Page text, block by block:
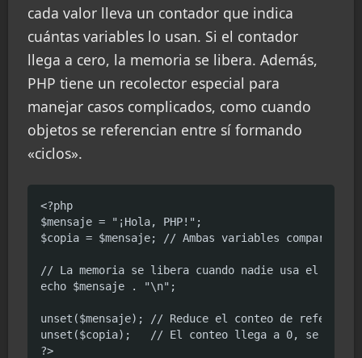
cada valor lleva un contador que indica
cuántas variables lo usan. Si el contador
llega a cero, la memoria se libera. Además,
PHP tiene un recolector especial para
manejar casos complicados, como cuando
objetos se referencian entre sí formando
«ciclos».
<?php
$mensaje = "¡Hola, PHP!";
$copia = $mensaje; // Ambas variables comparten
// La memoria se libera cuando nadie usa el
echo $mensaje . "\n";
unset($mensaje); // Reduce el conteo de
unset($copia);   // El conteo llega a 0, se libera
?>